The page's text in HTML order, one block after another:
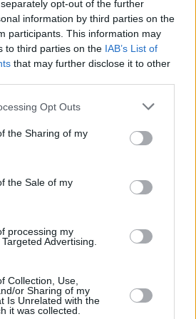
opt-out of the further
information by third parties on the
participants. This information may
to third parties on the IAB’s List of
that may further disclose it to other
Opt Outs
the Sharing of my
the Sale of my
processing my
Advertising.
Collection, Use,
or Sharing of my
Is Unrelated with the
it was collected.
desplazarnos hasta una
comprar ramos de flores,
de un clic, con la ventaja
de envío de flores a domicilio
cerca de esa persona
saber lo importa que es
con ingresar a la web, escoger
y dejar el resto en manos de
a sumar que son ramos